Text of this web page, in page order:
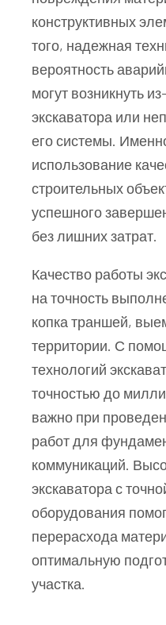
конструктивных
того, надежная
вероятность
могут возникнуть
экскаватора или
его системы.
использование
строительных
успешного
без лишних затрат.
Качество работы
на точность
копка траншей,
территории. С
технологий
точностью до
важно при
работ для
коммуникаций.
экскаватора с
оборудования
перерасхода
оптимальную
участка.